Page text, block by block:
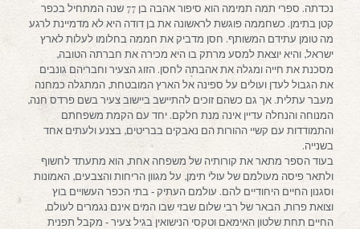
נכדתה. ספרי תמה תמימה הוא סיפור אהבה בן 77 שנה המתחיל בכפר
קטן בתימן. כשחממה פוגשת לראשונה את בן דודה היא לא מדמיינת לרגע
מה טומן עתידם המשותף. חסן מדביק את חממה בחלומו לעלות לארץ
ישראל, והיא יוצאת למסע מרתק בו היא מכירה את חברתה הטובה,
מסכנת את חייה ומגלה את אהבתה לחסן. הזוג הצעיר וחבריהם גונבים
את הגבול לעדן ועולים על ספינה אל הארץ המובטחת, המתגלה כמחנה
מעבר עתלית. אך גם כשהם זוכים להתיישב ביישוב צעיר בשם פרדס חנה,
המנוחה והנחלה עדיין אינה מנת חלקם. יחד עם הקמת משפחתם
והתמודדות עם קשיי ההורות הם נאבקים בבריטים, בצנע ולעתים אחד
בשנייה.
בעוד הספר מתאר את קורותיה של משפחה אחת, הוא מתעתד לחשוף
ולתאר פיסה מעולמם של עולי תימן, על מגוון הריחות והצבעים, האמונות
וסגנון החיים היחודיים להם. עולמם העתיק ‐ בתי הכפר העשויים בוץ
וצואת פרות, הבאר של רבי שלום שבזי שבו המים אינם נגמרים לעולם,
החיים תחת שלטון האימאם וטקסי הנישואין בגיל צעיר ‐ מקבל תפנית